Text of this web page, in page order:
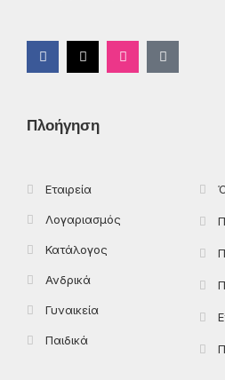
a
c
o
-
t
t
n
s
i
k
Πλοήγηση
Εταιρεία
Λογαριασμός
Κατάλογος
Ανδρικά
Γυναικεία
Παιδικά